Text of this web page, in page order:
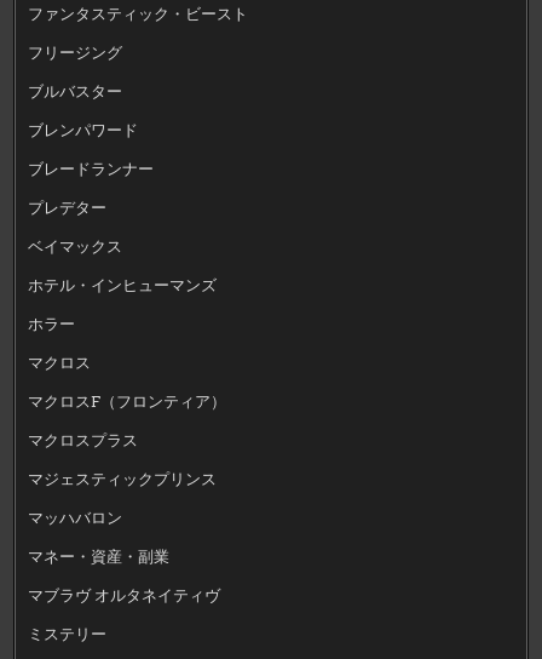
ファンタスティック・ビースト
フリージング
ブルバスター
ブレンパワード
ブレードランナー
プレデター
ベイマックス
ホテル・インヒューマンズ
ホラー
マクロス
マクロスF（フロンティア）
マクロスプラス
マジェスティックプリンス
マッハバロン
マネー・資産・副業
マブラヴ オルタネイティヴ
ミステリー